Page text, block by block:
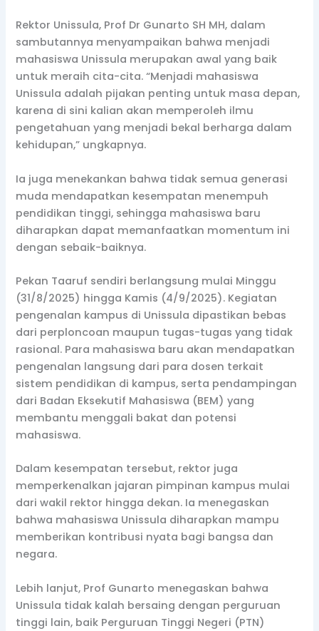
Rektor Unissula, Prof Dr Gunarto SH MH, dalam
sambutannya menyampaikan bahwa menjadi
mahasiswa Unissula merupakan awal yang baik
untuk meraih cita-cita. “Menjadi mahasiswa
Unissula adalah pijakan penting untuk masa depan,
karena di sini kalian akan memperoleh ilmu
pengetahuan yang menjadi bekal berharga dalam
kehidupan,” ungkapnya.
Ia juga menekankan bahwa tidak semua generasi
muda mendapatkan kesempatan menempuh
pendidikan tinggi, sehingga mahasiswa baru
diharapkan dapat memanfaatkan momentum ini
dengan sebaik-baiknya.
Pekan Taaruf sendiri berlangsung mulai Minggu
(31/8/2025) hingga Kamis (4/9/2025). Kegiatan
pengenalan kampus di Unissula dipastikan bebas
dari perploncoan maupun tugas-tugas yang tidak
rasional. Para mahasiswa baru akan mendapatkan
pengenalan langsung dari para dosen terkait
sistem pendidikan di kampus, serta pendampingan
dari Badan Eksekutif Mahasiswa (BEM) yang
membantu menggali bakat dan potensi
mahasiswa.
Dalam kesempatan tersebut, rektor juga
memperkenalkan jajaran pimpinan kampus mulai
dari wakil rektor hingga dekan. Ia menegaskan
bahwa mahasiswa Unissula diharapkan mampu
memberikan kontribusi nyata bagi bangsa dan
negara.
Lebih lanjut, Prof Gunarto menegaskan bahwa
Unissula tidak kalah bersaing dengan perguruan
tinggi lain, baik Perguruan Tinggi Negeri (PTN)